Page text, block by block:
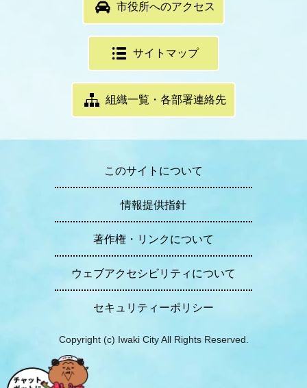
市役所へのアクセス
サイトマップ
組織一覧・各部署連絡先
このサイトについて
情報提供指針
著作権・リンクについて
ウェブアクセシビリティについて
セキュリティーポリシー
Copyright (c) Iwaki City All Rights Reserved.